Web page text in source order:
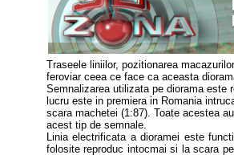
Traseele liniilor, pozitionarea
feroviar ceea ce face ca aceasta
Semnalizarea utilizata pe diorama
lucru este in premiera in Romania
scara machetei (1:87). Toate acestea
acest tip de semnale.
Linia electrificata a dioramei este
folosite reproduc intocmai si la scara